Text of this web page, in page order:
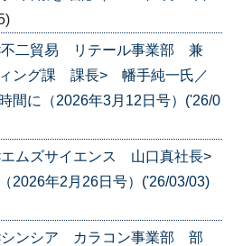
<不二貿易 リテール事業部 兼
ィング課 課長> 幡手純一氏／
間に（2026年3月12日号）('26/0
エムズサイエンス 山口真社長>
2026年2月26日号）('26/03/03)
シンシア カラコン事業部 部